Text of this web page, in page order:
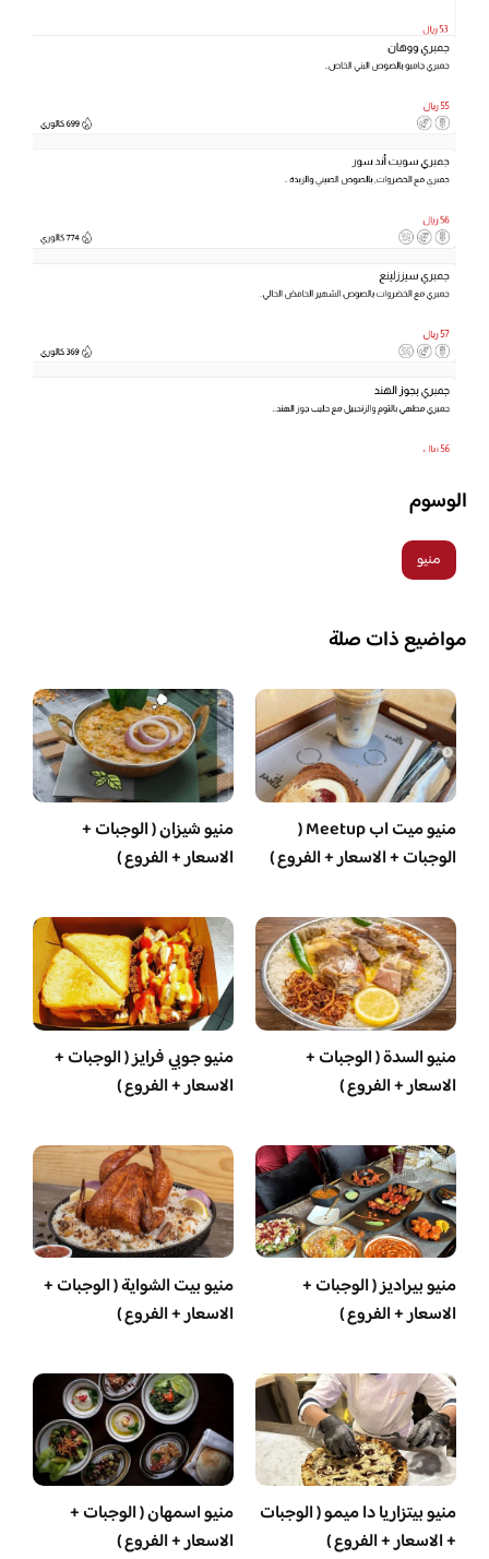
الوسوم
منيو
مواضيع ذات صلة
منيو ميت اب Meetup (
الوجبات + الاسعار + الفروع )
منيو شيزان ( الوجبات +
الاسعار + الفروع )
منيو السدة ( الوجبات +
الاسعار + الفروع )
منيو جوبي فرايز ( الوجبات +
الاسعار + الفروع )
منيو بيراديز ( الوجبات +
الاسعار + الفروع )
منيو بيت الشواية ( الوجبات +
الاسعار + الفروع )
منيو بيتزاريا دا ميمو ( الوجبات
+ الاسعار + الفروع )
منيو اسمهان ( الوجبات +
الاسعار + الفروع )